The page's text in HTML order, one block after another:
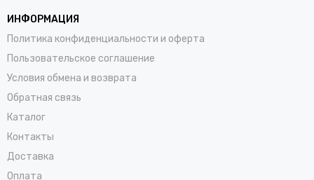
ИНФОРМАЦИЯ
Политика конфиденциальности и оферта
Пользовательское соглашение
Условия обмена и возврата
Обратная связь
Каталог
Контакты
Доставка
Оплата